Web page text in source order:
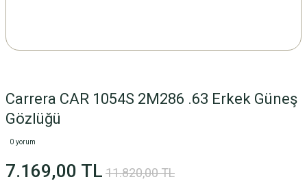
Carrera CAR 1054S 2M286 .63 Erkek Güneş
Gözlüğü
0 yorum
7.169,00 TL 11.820,00 TL